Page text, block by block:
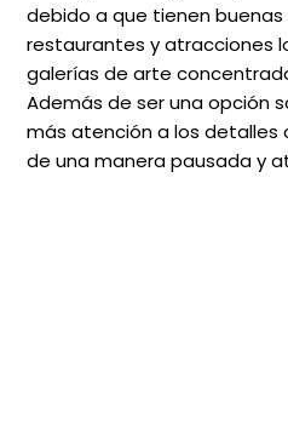
debido a que tienen
restaurantes y atracciones
galerías de arte
Además de ser una opción
más atención a los detalles
de una manera pausada y